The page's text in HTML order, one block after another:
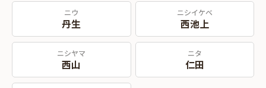
ニウ
丹生
ニシイケベ
西池上
ニシヤマ
西山
ニタ
仁田